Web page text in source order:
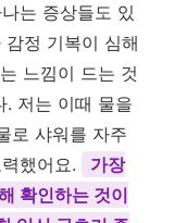
는 증상들도 있
정 기복이 심해
느낌이 드는 것
. 저는 이때 물을
로 샤워를 자주
했어요.
가장
확인하는 것이